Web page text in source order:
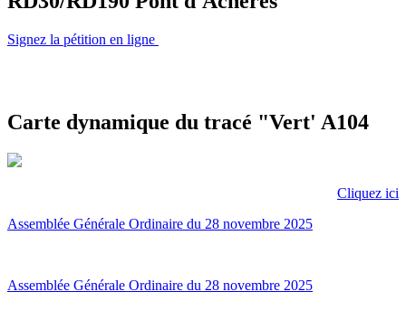
Signez la pétition en ligne
Carte dynamique du tracé "Vert' A104
Cliquez ici
Assemblée Générale Ordinaire du 28 novembre 2025
Assemblée Générale Ordinaire du 28 novembre 2025